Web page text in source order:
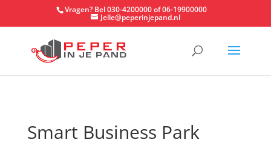
Vragen? Bel 030-4200000 of 06-19900000
Jelle@peperinjepand.nl
Smart Business Park